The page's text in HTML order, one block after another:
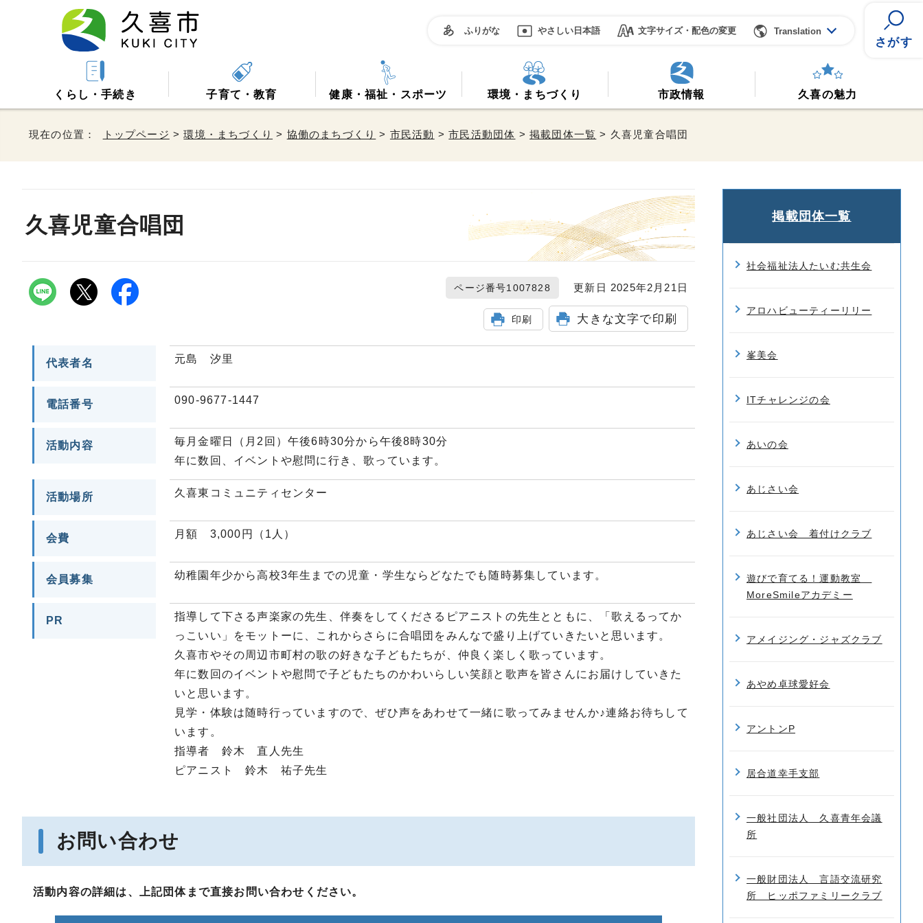
ふりがな やさしい日本語 文字サイズ・配色の変更 Translation
さがす
くらし・手続き 子育て・教育 健康・福祉・スポーツ 環境・まちづくり 市政情報 久喜の魅力
現在の位置： トップページ >環境・まちづくり > 協働のまちづくり > 市民活動 >市民活動団体 >掲載団体一覧 > 久喜児童合唱団
久喜児童合唱団
ページ番号1007828 更新日 2025年2月21日
印刷 大きな文字で印刷
代表者名 元島 汐里
電話番号 090-9677-1447
活動内容
毎月金曜日（月2回）午後6時30分から午後8時30分
年に数回、イベントや慰問に行き、歌っています。
活動場所 久喜東コミュニティセンター
会費 月額 3,000円（1人）
会員募集 幼稚園年少から高校3年生までの児童・学生ならどなたでも随時募集しています。
PR
指導して下さる声楽家の先生、伴奏をしてくださるピアニストの先生とともに、「歌えるってか
っこいい」をモットーに、これからさらに合唱団をみんなで盛り上げていきたいと思います。
久喜市やその周辺市町村の歌の好きな子どもたちが、仲良く楽しく歌っています。
年に数回のイベントや慰問で子どもたちのかわいらしい笑顔と歌声を皆さんにお届けしていきた
いと思います。
見学・体験は随時行っていますので、ぜひ声をあわせて一緒に歌ってみませんか♪連絡お待ちして
います。
指導者 鈴木 直人先生
ピアニスト 鈴木 祐子先生
お問い合わせ
活動内容の詳細は、上記団体まで直接お問い合わせください。
掲載団体一覧
社会福祉法人たいむ共生会
アロハビューティーリリー
峯美会
ITチャレンジの会
あいの会
あじさい会
あじさい会 着付けクラブ
遊びで育てる！運動教室
MoreSmileアカデミー
アメイジング・ジャズクラブ
あやめ卓球愛好会
アントンP
居合道幸手支部
一般社団法人 久喜青年会議
所
一般財団法人 言語交流研究
所 ヒッポファミリークラブ